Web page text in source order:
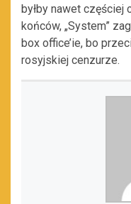
byłby nawet częściej
końców, „System”
box office’ie, bo
rosyjskiej cenzurze.